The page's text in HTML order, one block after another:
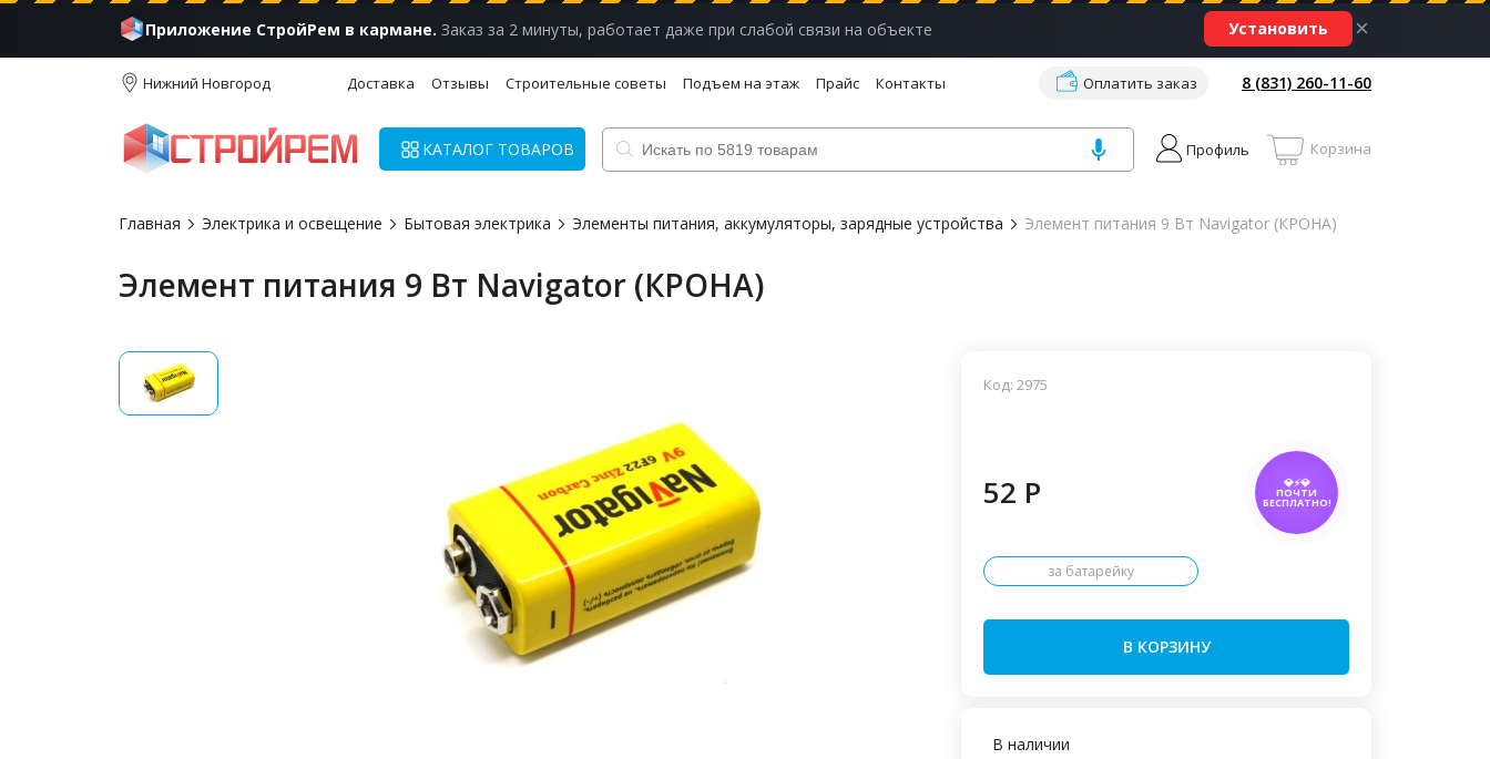
Приложение СтройРем в кармане. Заказ за 2 минуты, работает даже при слабой связи на объекте Установить ×
Нижний Новгород Доставка Отзывы Строительные советы Подъем на этаж Прайс Контакты Оплатить заказ 8 (831) 260-11-60
КАТАЛОГ ТОВАРОВ Профиль Корзина
Главная Электрика и освещение Бытовая электрика Элементы питания, аккумуляторы, зарядные устройства Элемент питания 9 Вт Navigator (КРОНА)
Элемент питания 9 Вт Navigator (КРОНА)
Код: 2975
52 P 💎⚡💎
ПОЧТИ
БЕСПЛАТНО!
за батарейку
В КОРЗИНУ
В наличии